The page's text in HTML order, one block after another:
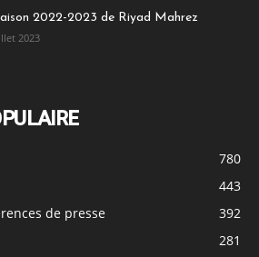
2022-2023 de Riyad Mahrez
2023
780
443
de presse
392
281